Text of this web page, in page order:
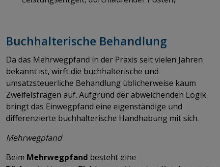
Buchhalterische Behandlung
Da das Mehrwegpfand in der Praxis seit vielen Jahren
bekannt ist, wirft die buchhalterische und
umsatzsteuerliche Behandlung üblicherweise kaum
Zweifelsfragen auf. Aufgrund der abweichenden Logik
bringt das Einwegpfand eine eigenständige und
differenzierte buchhalterische Handhabung mit sich.
Mehrwegpfand
Beim Mehrwegpfand besteht eine